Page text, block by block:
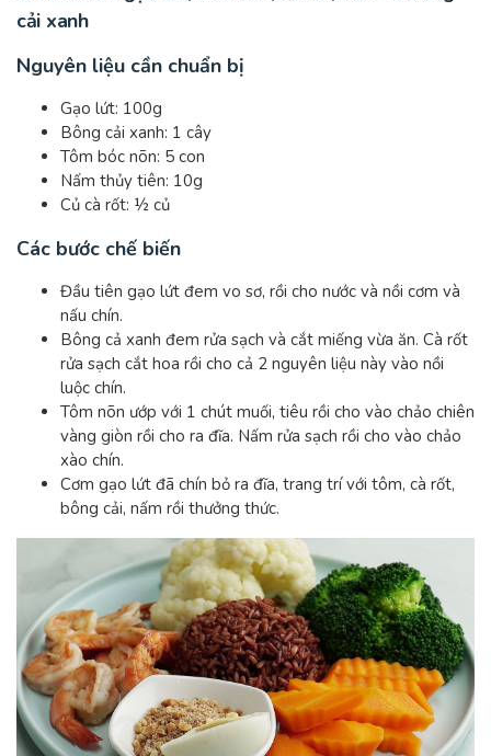
cải xanh
Nguyên liệu cần chuẩn bị
Gạo lứt: 100g
Bông cải xanh: 1 cây
Tôm bóc nõn: 5 con
Nấm thủy tiên: 10g
Củ cà rốt: ½ củ
Các bước chế biến
Đầu tiên gạo lứt đem vo sơ, rồi cho nước và nồi cơm và
nấu chín.
Bông cả xanh đem rửa sạch và cắt miếng vừa ăn. Cà rốt
rửa sạch cắt hoa rồi cho cả 2 nguyên liệu này vào nồi
luộc chín.
Tôm nõn ướp với 1 chút muối, tiêu rồi cho vào chảo chiên
vàng giòn rồi cho ra đĩa. Nấm rửa sạch rồi cho vào chảo
xào chín.
Cơm gạo lứt đã chín bỏ ra đĩa, trang trí với tôm, cà rốt,
bông cải, nấm rồi thưởng thức.